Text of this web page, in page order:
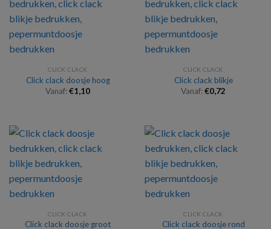
CLICK CLACK
Click clack doosje hoog
Vanaf:€1,10
CLICK CLACK
Click clack blikje
Vanaf:€0,72
CLICK CLACK
Click clack doosje groot
CLICK CLACK
Click clack doosje rond